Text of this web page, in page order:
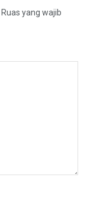
Ruas yang wajib